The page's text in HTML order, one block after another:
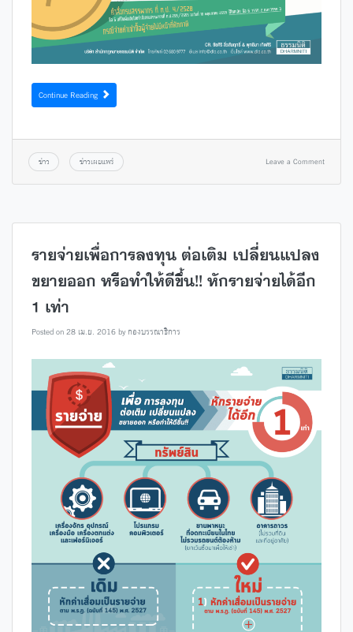
Continue Reading
ข่าว ข่าวเผยแพร่ Leave a Comment
รายจ่ายเพื่อการลงทุน ต่อเติม เปลี่ยนแปลง
ขยายออก หรือทำให้ดีขึ้น!! หักรายจ่ายได้อีก
1 เท่า
Posted on28 เม.ย. 2016byกองบรรณาธิการ